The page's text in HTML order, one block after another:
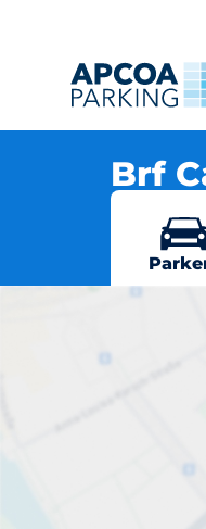
Brf
Flera